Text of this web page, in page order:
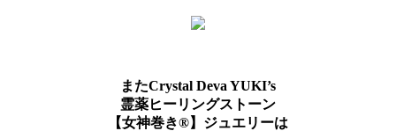
またCrystal Deva YUKI’s
霊薬ヒーリングストーン
【女神巻き®】ジュエリーは